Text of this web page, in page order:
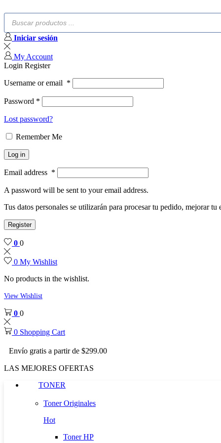
Búsqueda
productos
Iniciar sesión
My Account
Login Register
Username or email *
Password *
Lost password?
Remember Me
Log in
Email address *
A password will be sent to your email address.
Tus datos personales se utilizarán para procesar tu pedido, mejorar
Register
0 0
0 My Wishlist
No products in the wishlist.
View Wishlist
0 0
0 Shopping Cart
Envío gratis a partir de $299.00
LAS MEJORES OFERTAS
TONER
Toner Originales
Hot
Toner HP